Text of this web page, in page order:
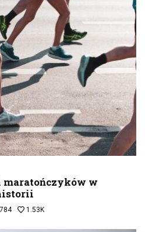
maratończyków w
1.53K